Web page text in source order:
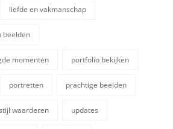
liefde en vakmanschap
beelden
momenten portfolio bekijken
portretten prachtige beelden
waarderen updates